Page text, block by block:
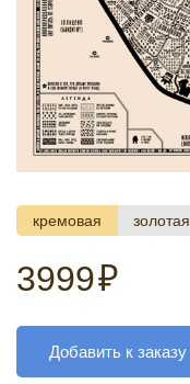
кремовая золотая
3999₽
Добавить к заказу